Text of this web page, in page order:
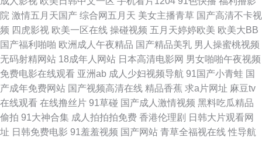
屄 韩日乱色 欧美伦理片 天天操片 91九色呆哥在线 免费看片5h aa网站 91专
频传媒 久久爱88热 人人超碰在线 超碰香蕉99 男人天堂五月天 婷婷六月天电
www亚州色图 国产物业视频 日本www免费 伊人影院国产91 操逼久久www
院 激情五月天国产 综合网五月天 美女主播青草 国产高清不卡视
频 四虎影视 欧美一区在线 操碰视频 五月天婷婷欧美 欧美大BB
国产福利啪啪 欧洲成人午夜精品 国产精品美乳 男人操蜜桃视频
无码射精网站 18成年人网站 日本高清电影网 男女啪啪午夜视频
免费电影在线观看 亚洲ab 成人少妇视频导航 91国产小青蛙 国
产成年免费网站 国产视频高清在线 精品香蕉 求a片网址 麻豆tv
在线观看 在线撸丝片 91草碰 国产成人激情视频 黑料吃瓜精品
偷拍 91大神合集 成人拍拍拍免费 香港伦理剧 日韩大片观看网
址 日韩免费电影 91羞羞视频 国产网站 青草全福视在线 性导航